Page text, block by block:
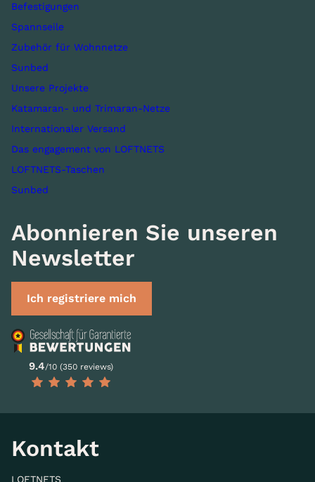
Befestigungen
Spannseile
Zubehör für Wohnnetze
Sunbed
Unsere Projekte
Katamaran- und Trimaran-Netze
Internationaler Versand
Das engagement von LOFTNETS
LOFTNETS-Taschen
Sunbed
Abonnieren Sie unseren
Newsletter
Ich registriere mich
9.4/10 (350 reviews)
Kontakt
LOFTNETS